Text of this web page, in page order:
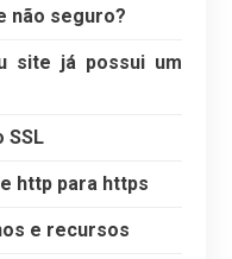
não seguro?
site já possui um
SSL
http para https
e recursos